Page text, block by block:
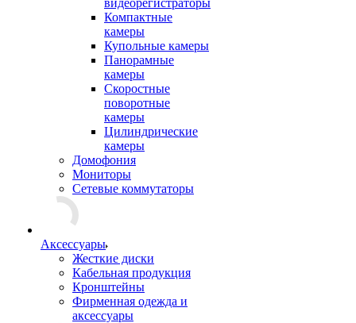
видеорегистраторы
Компактные
камеры
Купольные камеры
Панорамные
камеры
Скоростные
поворотные
камеры
Цилиндрические
камеры
Домофония
Мониторы
Сетевые коммутаторы
Аксессуары
Жесткие диски
Кабельная продукция
Кронштейны
Фирменная одежда и
аксессуары